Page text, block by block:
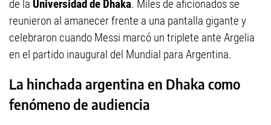
de la Universidad de Dhaka. Miles de aficionados se
reunieron al amanecer frente a una pantalla gigante y
celebraron cuando Messi marcó un triplete ante Argelia
en el partido inaugural del Mundial para Argentina.
La hinchada argentina en Dhaka como
fenómeno de audiencia